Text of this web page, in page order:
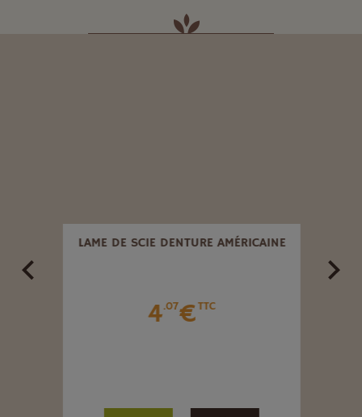
LAME DE SCIE DENTURE AMÉRICAINE
4.07€TTC